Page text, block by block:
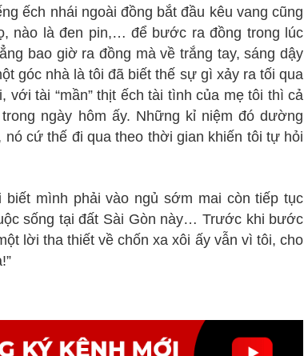
ếch nhái ngoài đồng bắt đầu kêu vang cũng
nào là đen pin,… để bước ra đồng trong lúc
bao giờ ra đồng mà về trắng tay, sáng dậy
góc nhà là tôi đã biết thế sự gì xảy ra tối qua
với tài “mần” thịt ếch tài tình của mẹ tôi thì cả
ngày hôm ấy. Những kỉ niệm đó dường
cứ thế đi qua theo thời gian khiến tôi tự hỏi
mình phải vào ngủ sớm mai còn tiếp tục
sống tại đất Sài Gòn này… Trước khi bước
lời tha thiết về chốn xa xôi ấy vẫn vì tôi, cho